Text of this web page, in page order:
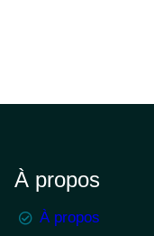
À propos
À propos